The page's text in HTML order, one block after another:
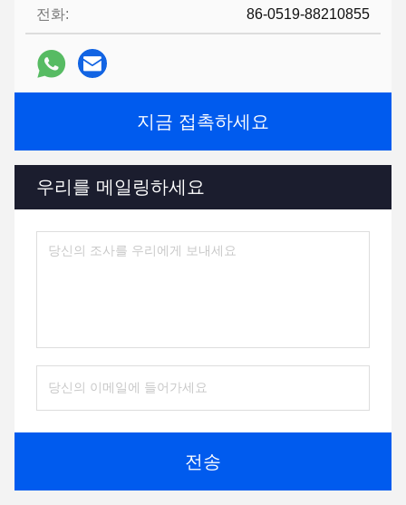
전화: 86-0519-88210855
지금 접촉하세요
우리를 메일링하세요
전송